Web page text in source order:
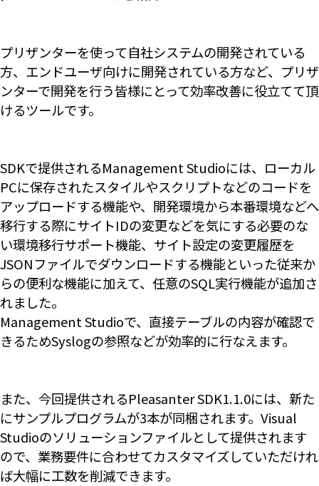
プリザンターを使って自社システムの開発されている
方、エンドユーザ向けに開発されている方など、プリザ
ンターで開発を行う皆様にとって効率改善に役立てて頂
けるツールです。
SDKで提供されるManagement Studioには、ローカル
PCに保存されたスタイルやスクリプトなどのコードを
アップロードする機能や、開発環境から本番環境などへ
移行する際にサイトIDの変更などを気にする必要のな
い環境移行サポート機能、サイト設定の変更履歴を
JSONファイルでダウンロードする機能といった従来か
らの便利な機能に加えて、任意のSQL実行機能が追加さ
れました。
Management Studioで、直接テーブルの内容が確認で
きるためSyslogの参照などが効率的に行なえます。
また、今回提供されるPleasanter SDK1.1.0には、新た
にサンプルプログラムが3本が同梱されます。Visual
Studioのソリューションファイルとして提供されます
ので、業務要件に合わせてカスタマイズしていただけれ
ば大幅に工数を削減できます。